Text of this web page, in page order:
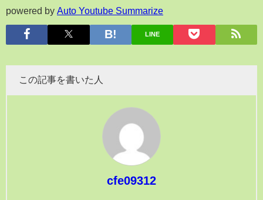
powered by Auto Youtube Summarize
LINE
この記事を書いた人
cfe09312